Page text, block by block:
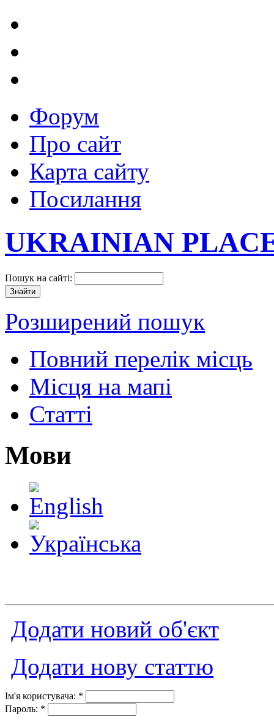
Форум
Про сайт
Карта сайту
Посилання
UKRAINIAN
Пошук на сайті:
Розширений пошук
Повний перелік місць
Місця на мапі
Статті
Мови
Додати новий об'єкт
Додати нову статтю
Ім'я користувача: *
Пароль: *